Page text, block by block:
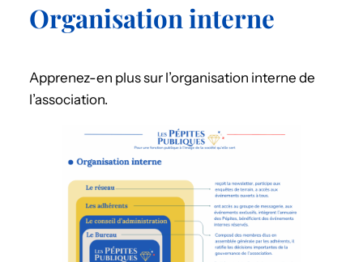
Organisation interne
Apprenez-en plus sur l’organisation interne de
l’association.